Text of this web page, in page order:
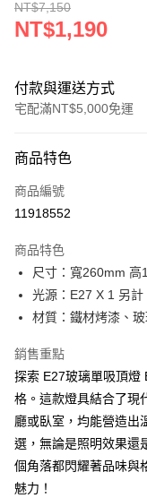
NT$7,150
NT$1,190
付款與運送方式
宅配滿NT$5,000免運
信用卡一次付款
LINE Pay
街口支付
悠遊付
全盈+PAY
AFTEE先享後付
相關說明
【關於「AFTEE先享後付
AFTEE先享後付是「在收
便利好安心！
１．簡單：不需註冊會員
商品特色
商品編號
11918552
商品特色
尺寸：寬260mm 高
光源：E27 X 1 另計
材質：鐵材烤漆、
銷售重點
探索 E27玻璃單吸頂燈
格。這款燈具結合了現
廳或臥室，均能營造出
選，無論是照明效果還
個角落都閃耀著品味與
魅力！